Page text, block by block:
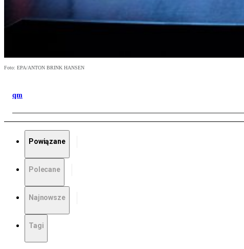
Foto: EPA/ANTON BRINK HANSEN
qm
Powiązane
Polecane
Najnowsze
Tagi